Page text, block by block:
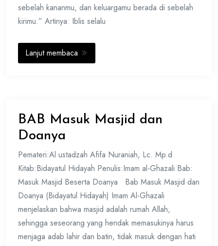
sebelah kananmu, dan keluargamu berada di sebelah
kirimu.” Artinya: Iblis selalu
Lanjut membaca
BAB Masuk Masjid dan
Doanya
Pemateri:Al ustadzah Afifa Nuraniah, Lc. Mp.d
Kitab:Bidayatul Hidayah Penulis:Imam al-Ghazali Bab:
Masuk Masjid Beserta Doanya Bab Masuk Masjid dan
Doanya (Bidayatul Hidayah) Imam Al-Ghazali
menjelaskan bahwa masjid adalah rumah Allah,
sehingga seseorang yang hendak memasukinya harus
menjaga adab lahir dan batin, tidak masuk dengan hati